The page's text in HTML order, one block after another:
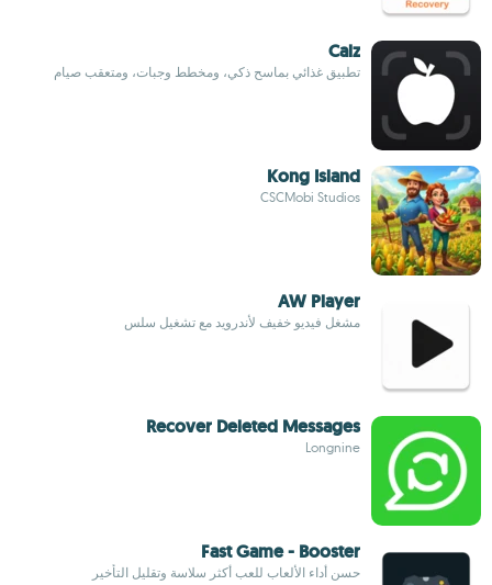
Calz
تطبيق غذائي بماسح ذكي، ومخطط وجبات، ومتعقب صيام
Kong Island
CSCMobi Studios
AW Player
مشغل فيديو خفيف لأندرويد مع تشغيل سلس
Recover Deleted Messages
Longnine
Fast Game - Booster
حسن أداء الألعاب للعب أكثر سلاسة وتقليل التأخير